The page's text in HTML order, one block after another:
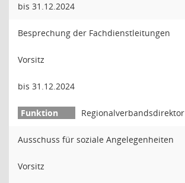
bis 31.12.2024
Besprechung der Fachdienstleitungen
Vorsitz
bis 31.12.2024
Regionalverbandsdirektor
Ausschuss für soziale Angelegenheiten
Vorsitz